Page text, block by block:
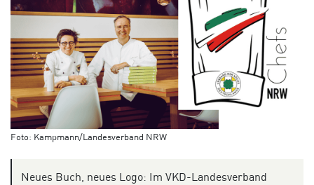
Foto: Kampmann/Landesverband NRW
Neues Buch, neues Logo: Im VKD-Landesverband